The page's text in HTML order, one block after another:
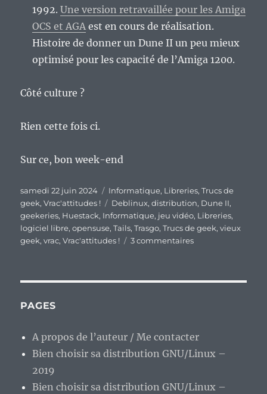
1992.Une version retravaillée pour les Amiga
OCS et AGAest en cours de réalisation.
Histoire de donner un Dune II un peu mieux
optimisé pour les capacité de l’Amiga 1200.
Côté culture ?
Rien cette fois ci.
Sur ce, bon week-end
Publié
le
samedi 22 juin 2024 Catégories
Informatique, Libreries,Trucs de
geek,Vrac'attitudes ! Étiquettes
Deblinux,distribution, Dune II,
geekeries, Huestack, Informatique, jeu vidéo, Libreries,
logiciel libre,opensuse,Tails,Trasgo,Trucs de geek,vieux
geek,vrac,Vrac'attitudes ! 3 commentairessur
PAGES
A propos de l’auteur / Me contacter
Bien choisir sa distribution GNU/Linux –
2019
Bien choisir sa distribution GNU/Linux –